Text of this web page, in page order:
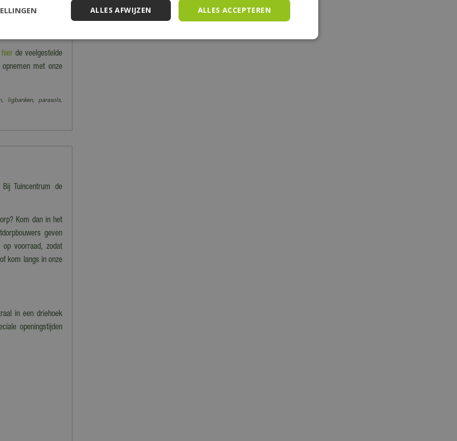
producten.
verzonden' staan
hier de veelgestelde
met onze
ligbanken, parasols,
Tuincentrum de
Kom dan in het
geven
voorraad, zodat
kom langs in onze
in een driehoek
openingstijden
ALLES ACCEPTEREN
ALLES AFWIJZEN